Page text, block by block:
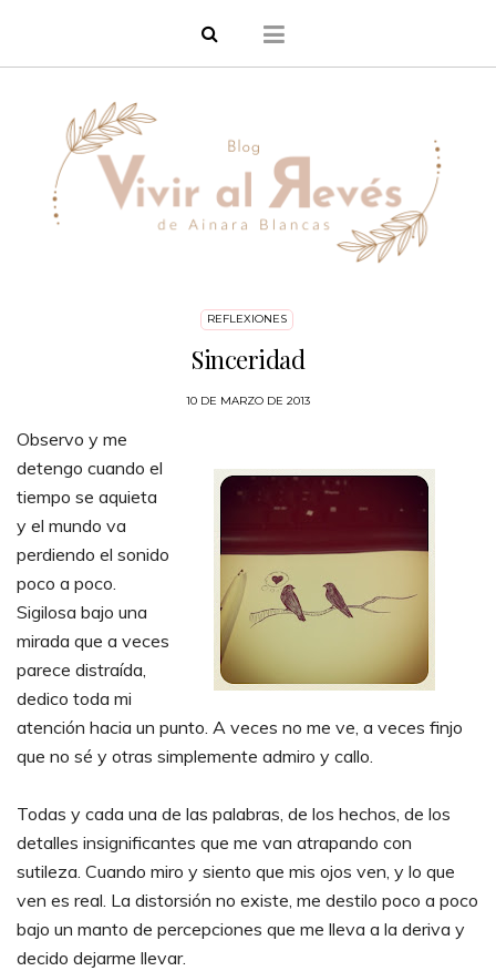
REFLEXIONES
Sinceridad
10 DE MARZO DE 2013
Observo y me
detengo cuando el
tiempo se aquieta
y el mundo va
perdiendo el sonido
poco a poco.
Sigilosa bajo una
mirada que a veces
parece distraída,
dedico toda mi
atención hacia un punto. A veces no me ve, a veces finjo
que no sé y otras simplemente admiro y callo.
Todas y cada una de las palabras, de los hechos, de los
detalles insignificantes que me van atrapando con
sutileza. Cuando miro y siento que mis ojos ven, y lo que
ven es real. La distorsión no existe, me destilo poco a poco
bajo un manto de percepciones que me lleva a la deriva y
decido dejarme llevar.